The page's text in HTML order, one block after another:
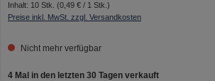
Inhalt: 10 Stk. (0,49 € / 1 Stk.)
Preise inkl. MwSt. zzgl. Versandkosten
Nicht mehr verfügbar
4 Mal in den letzten 30 Tagen verkauft